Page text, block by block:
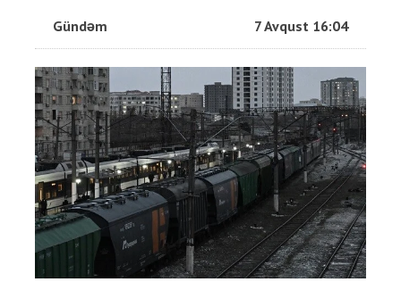
Gündəm 7 Avqust 16:04